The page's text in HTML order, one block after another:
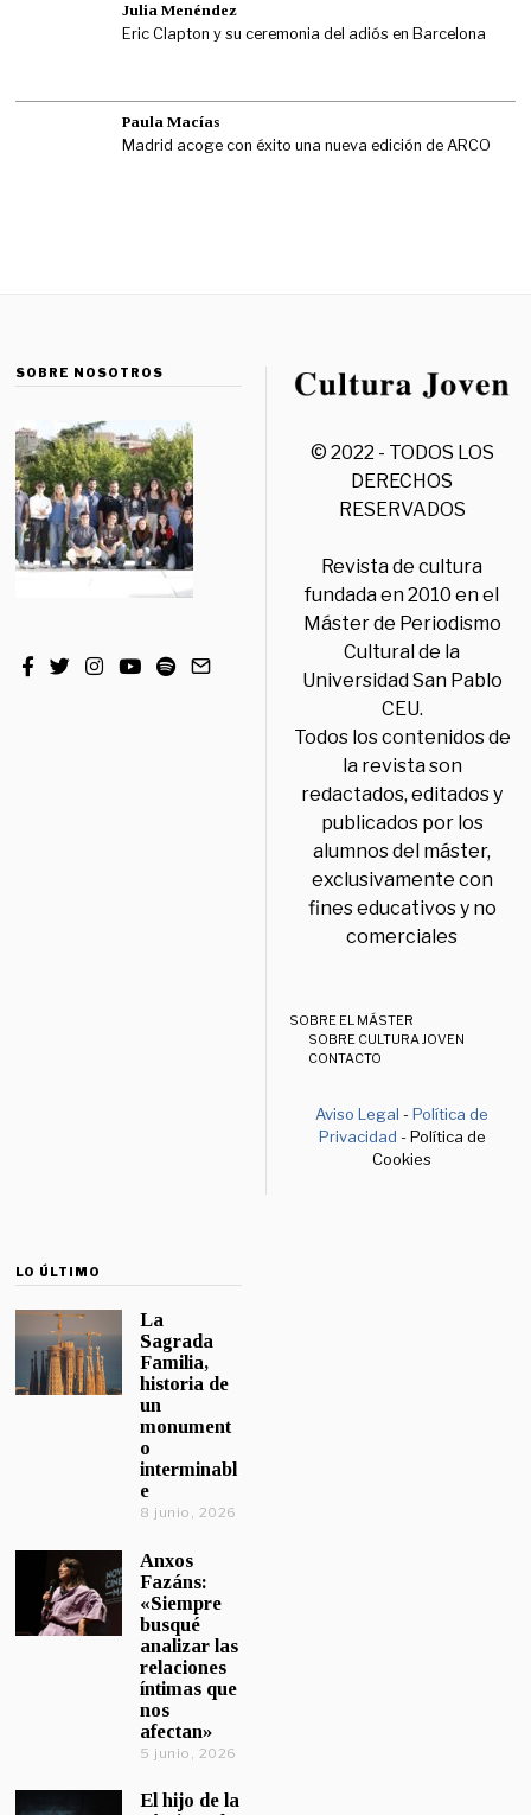
Julia Menéndez
Eric Clapton y su ceremonia del adiós en Barcelona
Paula Macías
Madrid acoge con éxito una nueva edición de ARCO
SOBRE NOSOTROS
© 2022 - TODOS LOS
DERECHOS
RESERVADOS
Revista de cultura
fundada en 2010 en el
Máster de Periodismo
Cultural de la
Universidad San Pablo
CEU.
Todos los contenidos de
la revista son
redactados, editados y
publicados por los
alumnos del máster,
exclusivamente con
fines educativos y no
comerciales
SOBRE EL MÁSTER
SOBRE CULTURA JOVEN
CONTACTO
Aviso Legal -Política de
Privacidad - Política de
Cookies
LO ÚLTIMO
La
Sagrada
Familia,
historia de
un
monument
o
interminabl
e
8 junio, 2026
Anxos
Fazáns:
«Siempre
busqué
analizar las
relaciones
íntimas que
nos
afectan»
5 junio, 2026
El hijo de la